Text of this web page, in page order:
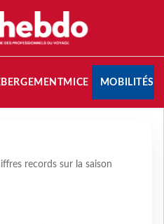
MICE MOBILITÉS
records sur la saison